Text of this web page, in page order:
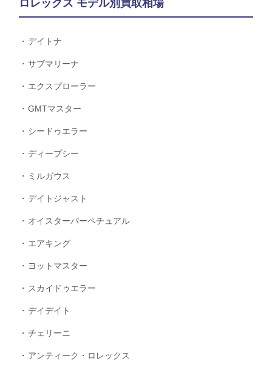
ロレックス モデル別買取相場
デイトナ
サブマリーナ
エクスプローラー
GMTマスター
シードゥエラー
ディープシー
ミルガウス
デイトジャスト
オイスターパーペチュアル
エアキング
ヨットマスター
スカイドゥエラー
デイデイト
チェリーニ
アンティーク・ロレックス